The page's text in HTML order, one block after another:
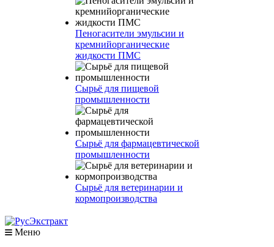
Пеногасители эмульсии и
кремнийорганические
жидкости ПМС
Сырьё для пищевой
промышленности
Сырьё для фармацевтической
промышленности
Сырьё для ветеринарии и
кормопроизводства
Меню